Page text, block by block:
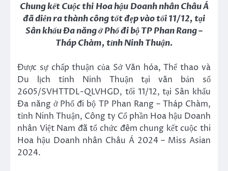
Chung kết Cuộc thi Hoa hậu Doanh nhân Châu Á
đã diễn ra thành công tốt đẹp vào tối 11/12, tại
Sân khấu Đa năng ở Phố đi bộ TP Phan Rang –
Tháp Chàm, tỉnh Ninh Thuận.
Được sự chấp thuận của Sở Văn hóa, Thể thao và
Du lịch tỉnh Ninh Thuận tại văn bản số
2605/SVHTTDL-QLVHGD, tối 11/12, tại Sân khấu
Đa năng ở Phố đi bộ TP Phan Rang – Tháp Chàm,
tỉnh Ninh Thuận, Công ty Cổ phần Hoa hậu Doanh
nhân Việt Nam đã tổ chức đêm chung kết cuộc thi
Hoa hậu Doanh nhân Châu Á 2024 – Miss Asian
2024.